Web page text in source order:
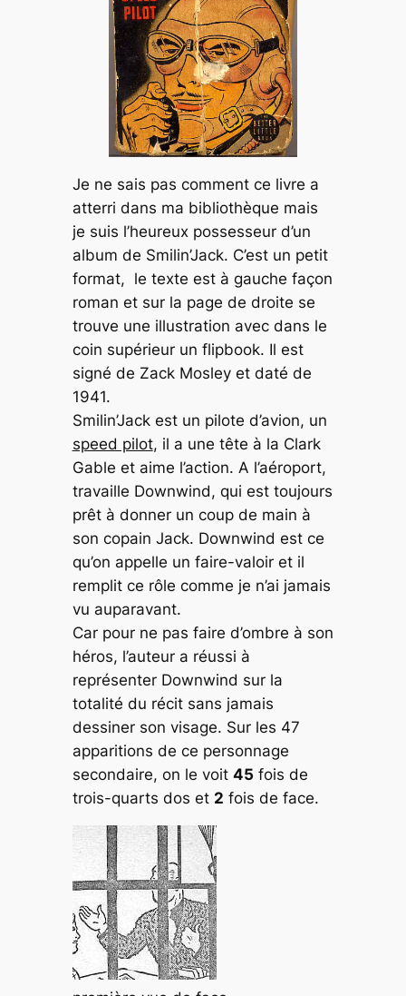
Je ne sais pas comment ce livre a
atterri dans ma bibliothèque mais
je suis l’heureux possesseur d’un
album de Smilin’Jack. C’est un petit
format, le texte est à gauche façon
roman et sur la page de droite se
trouve une illustration avec dans le
coin supérieur un flipbook. Il est
signé de Zack Mosley et daté de
1941.
Smilin’Jack est un pilote d’avion, un
speed pilot, il a une tête à la Clark
Gable et aime l’action. A l’aéroport,
travaille Downwind, qui est toujours
prêt à donner un coup de main à
son copain Jack. Downwind est ce
qu’on appelle un faire-valoir et il
remplit ce rôle comme je n’ai jamais
vu auparavant.
Car pour ne pas faire d’ombre à son
héros, l’auteur a réussi à
représenter Downwind sur la
totalité du récit sans jamais
dessiner son visage. Sur les 47
apparitions de ce personnage
secondaire, on le voit 45 fois de
trois-quarts dos et 2 fois de face.